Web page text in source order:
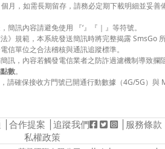
月，如需長期留存，請務必定期下載明細並妥善
簡訊內容請避免使用 『‘』『｜』等符號。
》規範，本系統發送簡訊時將完整揭露 SmsGo
信單位之合法稽核與通訊追蹤標準。
訊，內容若觸發電信業者之防詐過濾機制導致攔
數。
請確保接收方門號已開通行動數據（4G/5G）與
合作提案 │追蹤我們 │ 服務條款
私權政策